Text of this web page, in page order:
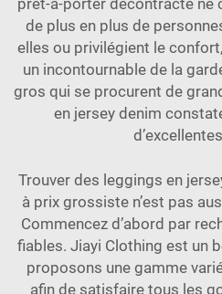
prêt-à-porter décontracté ne
de plus en plus de
elles ou privilégient le
un incontournable de la
gros qui se procurent de
en jersey denim
Trouver des leggings en
à prix grossiste n’est pas
Commencez d’abord par
fiables. Jiayi Clothing est un
proposons une gamme
afin de satisfaire tous les